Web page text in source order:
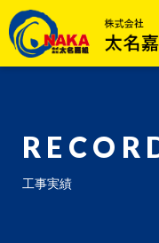
工事実績